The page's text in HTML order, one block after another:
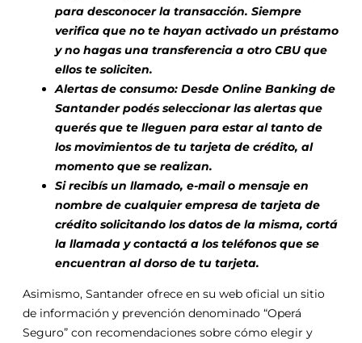
para desconocer la transacción. Siempre
verifica que no te hayan activado un préstamo
y no hagas una transferencia a otro CBU que
ellos te soliciten.
Alertas de consumo: Desde Online Banking de
Santander podés seleccionar las alertas que
querés que te lleguen para estar al tanto de
los movimientos de tu tarjeta de crédito, al
momento que se realizan.
Si recibís un llamado, e-mail o mensaje en
nombre de cualquier empresa de tarjeta de
crédito solicitando los datos de la misma, cortá
la llamada y contactá a los teléfonos que se
encuentran al dorso de tu tarjeta.
Asimismo, Santander ofrece en su web oficial un sitio
de información y prevención denominado “Operá
Seguro” con recomendaciones sobre cómo elegir y